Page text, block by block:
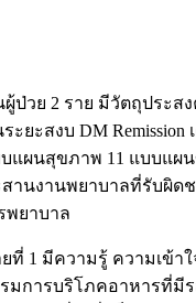
วย 2 ราย มีวัตถุประส
ระยะสงบ DM
แผนสุขภาพ 11 แบบแผ
านงานพยาบาลที่รับผิ
พยาบาล
1 มีความรู้ ความเข้าใ
ารบริโภคอาหารที่มีร